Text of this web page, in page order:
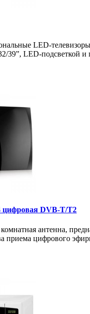
LED-
39”, LED-подсветкой и
цифровая DVB-T/T2
антенна,
приема цифрового